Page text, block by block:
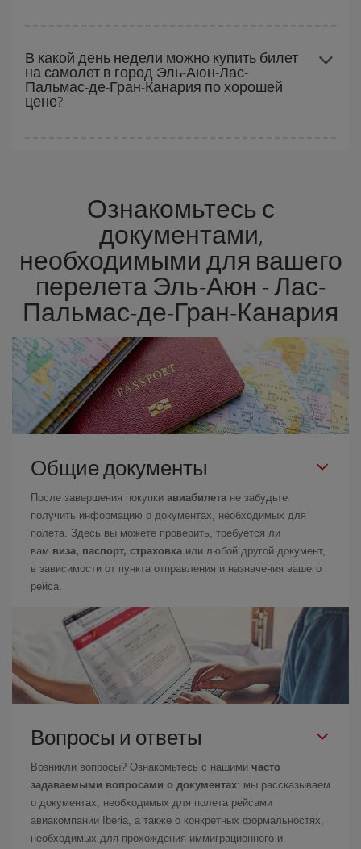
гарантировать вам лучшую цену в соответствии с вашими
потребностями. Базовый тариф гарантирует самый дешевый
перелет.
В какой день недели можно купить билет
на самолет в город Эль-Аюн-Лас-
Пальмас-де-Гран-Канария по хорошей
цене?
авиабилет, тем дешевле он стоит. Кроме того, если вы будете
искать рейсы с небольшим допуском по дате и времени
вылета, вы сможете выбрать самую низкую цену.
Ознакомьтесь с
документами,
необходимыми для вашего
перелета Эль-Аюн - Лас-
Пальмас-де-Гран-Канария
Общие документы
После завершения покупки авиабилета не забудьте
получить информацию о документах, необходимых для
полета. Здесь вы можете проверить, требуется ли
вам виза, паспорт, страховка или любой другой документ,
в зависимости от пункта отправления и назначения вашего
рейса.
Вопросы и ответы
Возникли вопросы? Ознакомьтесь с нашими часто
задаваемыми вопросами о документах: мы рассказываем
о документах, необходимых для полета рейсами
авиакомпании Iberia, а также о конкретных формальностях,
необходимых для прохождения иммиграционного и